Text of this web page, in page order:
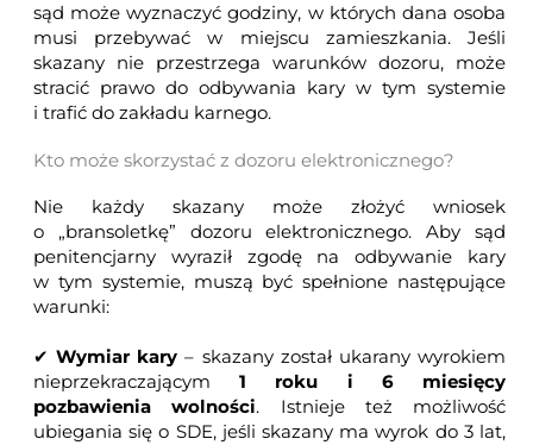
sąd może wyznaczyć godziny, w których dana osoba
musi przebywać w miejscu zamieszkania. Jeśli
skazany nie przestrzega warunków dozoru, może
stracić prawo do odbywania kary w tym systemie
i trafić do zakładu karnego.
Kto może skorzystać z dozoru elektronicznego?
Nie każdy skazany może złożyć wniosek
o „bransoletkę” dozoru elektronicznego. Aby sąd
penitencjarny wyraził zgodę na odbywanie kary
w tym systemie, muszą być spełnione następujące
warunki:
✔Wymiar kary – skazany został ukarany wyrokiem
nieprzekraczającym1 roku i 6 miesięcy
pozbawienia wolności. Istnieje też możliwość
ubiegania się o SDE, jeśli skazany ma wyrok do 3 lat,